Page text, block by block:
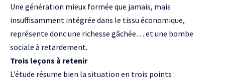
Une génération mieux formée que jamais, mais
insuffisamment intégrée dans le tissu économique,
représente donc une richesse gâchée… et une bombe
sociale à retardement.
Trois leçons à retenir
L’étude résume bien la situation en trois points :